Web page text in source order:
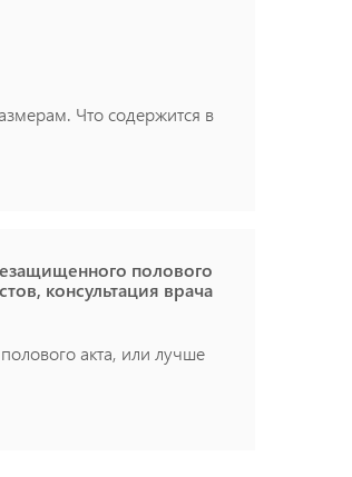
Что содержится в
полового
консультация врача
акта, или лучше